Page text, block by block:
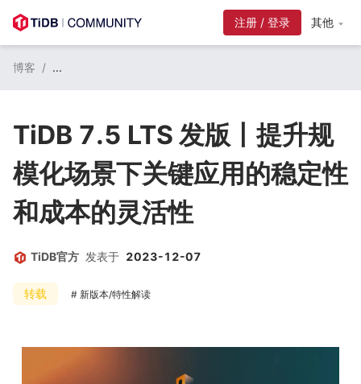
注册 / 登录 其他
博客 / ...
TiDB 7.5 LTS 发版丨提升规
模化场景下关键应用的稳定性
和成本的灵活性
TiDB官方 发表于 2023-12-07
转载 新版本/特性解读